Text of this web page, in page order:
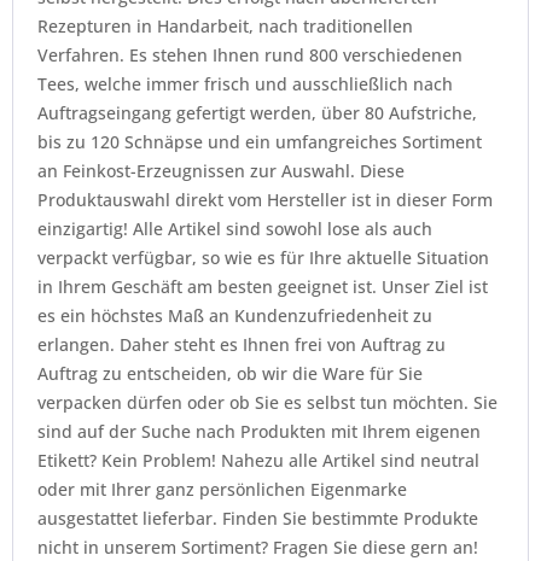
Rezepturen in Handarbeit, nach traditionellen
Verfahren. Es stehen Ihnen rund 800 verschiedenen
Tees, welche immer frisch und ausschließlich nach
Auftragseingang gefertigt werden, über 80 Aufstriche,
bis zu 120 Schnäpse und ein umfangreiches Sortiment
an Feinkost-Erzeugnissen zur Auswahl. Diese
Produktauswahl direkt vom Hersteller ist in dieser Form
einzigartig! Alle Artikel sind sowohl lose als auch
verpackt verfügbar, so wie es für Ihre aktuelle Situation
in Ihrem Geschäft am besten geeignet ist. Unser Ziel ist
es ein höchstes Maß an Kundenzufriedenheit zu
erlangen. Daher steht es Ihnen frei von Auftrag zu
Auftrag zu entscheiden, ob wir die Ware für Sie
verpacken dürfen oder ob Sie es selbst tun möchten. Sie
sind auf der Suche nach Produkten mit Ihrem eigenen
Etikett? Kein Problem! Nahezu alle Artikel sind neutral
oder mit Ihrer ganz persönlichen Eigenmarke
ausgestattet lieferbar. Finden Sie bestimmte Produkte
nicht in unserem Sortiment? Fragen Sie diese gern an!